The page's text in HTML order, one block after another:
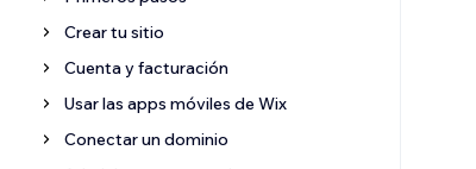
Crear tu sitio
Cuenta y facturación
Usar las apps móviles de Wix
Conectar un dominio